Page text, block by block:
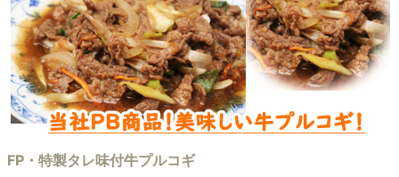
FP・特製タレ味付牛プルコギ